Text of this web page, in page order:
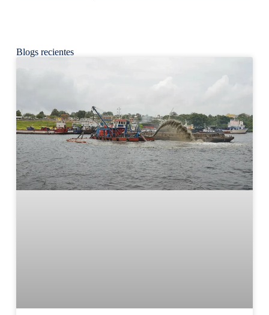
Blogs recientes